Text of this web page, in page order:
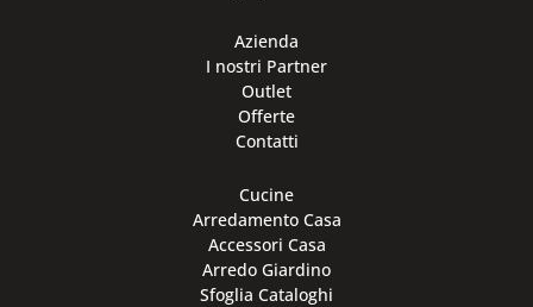
Azienda
I nostri Partner
Outlet
Offerte
Contatti
Cucine
Arredamento Casa
Accessori Casa
Arredo Giardino
Sfoglia Cataloghi